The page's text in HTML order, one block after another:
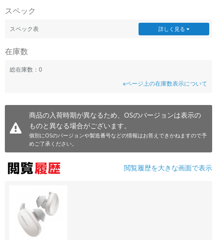
スペック
スペック表 詳しく見る
在庫数
総在庫数：0
※ページ上の在庫数表示について
商品の入荷時期が異なるため、OSのバージョンは表示の
ものと異なる場合がございます。
個別にOSのバージョンや製造番号などの情報はお答えできかねますので予
めご了承ください。
閲覧履歴を大きな画面で表示
OS
OSの絞り込み
モニタサイズ
価格
発売日